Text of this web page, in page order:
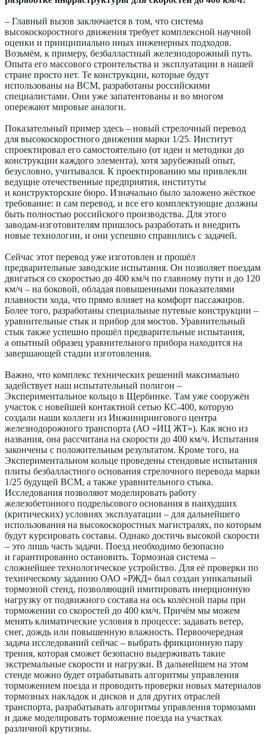
– Главный вызов заключается в том, что система
высокоскоростного движения требует комплексной научной
оценки и принципиально иных инженерных подходов.
Возьмём, к примеру, безбалластный железнодорожный путь.
Опыта его массового строительства и эксплуатации в нашей
стране просто нет. Те конструкции, которые будут
использованы на ВСМ, разработаны российскими
специалистами. Они уже запатентованы и во многом
опережают мировые аналоги.
Показательный пример здесь – новый стрелочный перевод
для высокоскоростного движения марки 1/25. Институт
спроектировал его самостоятельно (от идеи и методики до
конструкции каждого элемента), хотя зарубежный опыт,
безусловно, учитывался. К проектированию мы привлекли
ведущие отечественные предприятия, институты
и конструкторские бюро. Изначально было заложено жёсткое
требование: и сам перевод, и все его комплектующие должны
быть полностью российского производства. Для этого
заводам-изготовителям пришлось разработать и внедрить
новые технологии, и они успешно справились с задачей.
Сейчас этот перевод уже изготовлен и прошёл
предварительные заводские испытания. Он позволяет поездам
двигаться со скоростью до 400 км/ч по главному пути и до 120
км/ч – на боковой, обладая повышенными показателями
плавности хода, что прямо влияет на комфорт пассажиров.
Более того, разработаны специальные путевые конструкции –
уравнительные стык и прибор для мостов. Уравнительный
стык также успешно прошёл предварительные испытания,
а опытный образец уравнительного прибора находится на
завершающей стадии изготовления.
Важно, что комплекс технических решений максимально
задействует наш испытательный полигон –
Экспериментальное кольцо в Щербинке. Там уже сооружён
участок с новейшей контактной сетью КС-400, которую
создали наши коллеги из Инжинирингового центра
железнодорожного транспорта (АО «ИЦ ЖТ»). Как ясно из
названия, она рассчитана на скорости до 400 км/ч. Испытания
закончены с положительным результатом. Кроме того, на
Экспериментальном кольце проведены стендовые испытания
плиты безбалластного основания стрелочного перевода марки
1/25 будущей ВСМ, а также уравнительного стыка.
Исследования позволяют моделировать работу
железобетонного подрельсового основания в наихудших
(критических) условиях эксплуатации – для дальнейшего
использования на высокоскоростных магистралях, по которым
будут курсировать составы. Однако достичь высокой скорости
– это лишь часть задачи. Поезд необходимо безопасно
и гарантированно остановить. Тормозная система –
сложнейшее технологическое устройство. Для её проверки по
техническому заданию ОАО «РЖД» был со­здан уникальный
тормозной стенд, позволяющий имитировать инерционную
нагрузку от подвижного состава на ось колёсной пары при
торможении со скоростей до 400 км/ч. Причём мы можем
менять климатические условия в процессе: задавать ветер,
снег, дождь или повышенную влажность. Первоочередная
задача исследований сейчас – выбрать фрикционную пару
трения, которая сможет безопасно выдерживать такие
экстремальные скорости и нагрузки. В дальнейшем на этом
стенде можно будет отрабатывать алгоритмы управления
торможением поезда и проводить проверки новых материалов
тормозных накладок и дисков и для других отраслей
транспорта, разрабатывать алгоритмы управления тормозами
и даже моделировать торможение поезда на участках
различной крутизны.